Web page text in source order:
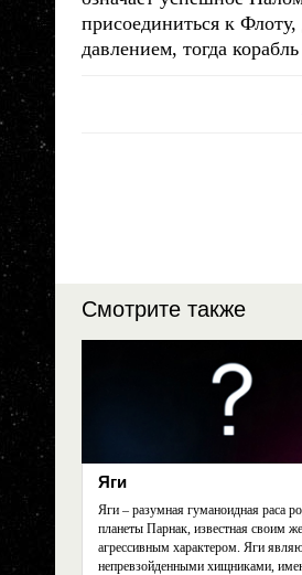
присоединиться к
давлением, тогда
Смотрите также
Яги
Яги – разумная гуманоидная раса
планеты Парнак, известная своим
агрессивным характером. Яги
непревзойденными хищниками,